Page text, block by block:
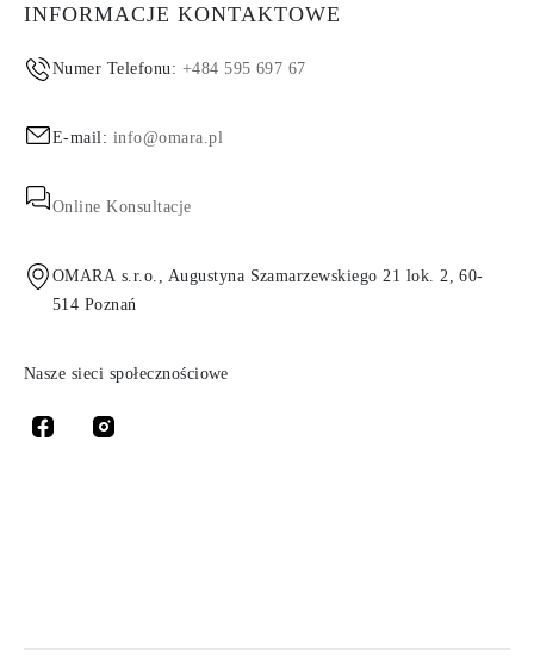
INFORMACJE KONTAKTOWE
Numer Telefonu: +484 595 697 67
E-mail: info@omara.pl
Online Konsultacje
OMARA s.r.o., Augustyna Szamarzewskiego 21 lok. 2, 60-
514 Poznań
Nasze sieci społecznościowe